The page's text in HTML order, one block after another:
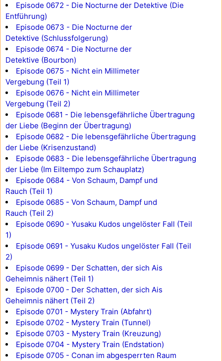
Episode 0672 - Die Nocturne der Detektive (Die
Entführung)
Episode 0673 - Die Nocturne der
Detektive (Schlussfolgerung)
Episode 0674 - Die Nocturne der
Detektive (Bourbon)
Episode 0675 - Nicht ein Millimeter
Vergebung (Teil 1)
Episode 0676 - Nicht ein Millimeter
Vergebung (Teil 2)
Episode 0681 - Die lebensgefährliche Übertragung
der Liebe (Beginn der Übertragung)
Episode 0682 - Die lebensgefährliche Übertragung
der Liebe (Krisenzustand)
Episode 0683 - Die lebensgefährliche Übertragung
der Liebe (Im Eiltempo zum Schauplatz)
Episode 0684 - Von Schaum, Dampf und
Rauch (Teil 1)
Episode 0685 - Von Schaum, Dampf und
Rauch (Teil 2)
Episode 0690 - Yusaku Kudos ungelöster Fall (Teil
1)
Episode 0691 - Yusaku Kudos ungelöster Fall (Teil
2)
Episode 0699 - Der Schatten, der sich Ais
Geheimnis nähert (Teil 1)
Episode 0700 - Der Schatten, der sich Ais
Geheimnis nähert (Teil 2)
Episode 0701 - Mystery Train (Abfahrt)
Episode 0702 - Mystery Train (Tunnel)
Episode 0703 - Mystery Train (Kreuzung)
Episode 0704 - Mystery Train (Endstation)
Episode 0705 - Conan im abgesperrten Raum